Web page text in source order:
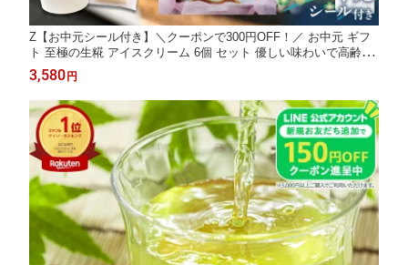
Z【お中元シール付き】＼クーポンで300円OFF！／ お中元 ギフ
ト 至極の生糀 アイスクリーム 6個 セット 優しい味わいで高齢の
方にも大好評！ ノンアルコール 糀 麹 アイス クリーム スイーツ
プレゼント 高級 発酵 発酵食品
3,580円